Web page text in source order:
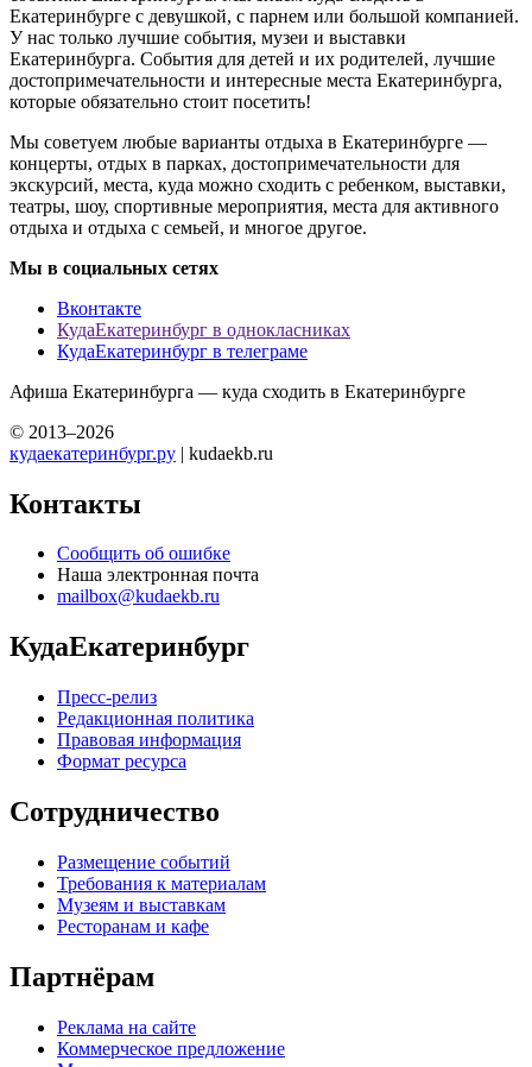
Екатеринбурге с девушкой, с парнем или большой компанией.
У нас только лучшие события, музеи и выставки
Екатеринбурга. События для детей и их родителей, лучшие
достопримечательности и интересные места Екатеринбурга,
которые обязательно стоит посетить!
Мы советуем любые варианты отдыха в Екатеринбурге —
концерты, отдых в парках, достопримечательности для
экскурсий, места, куда можно сходить с ребенком, выставки,
театры, шоу, спортивные мероприятия, места для активного
отдыха и отдыха с семьей, и многое другое.
Мы в социальных сетях
Вконтакте
КудаЕкатеринбург в однокласниках
КудаЕкатеринбург в телеграме
Афиша Екатеринбурга — куда сходить в Екатеринбурге
© 2013–2026
кудаекатеринбург.ру | kudaekb.ru
Контакты
Сообщить об ошибке
Наша электронная почта
mailbox@kudaekb.ru
КудаЕкатеринбург
Пресс-релиз
Редакционная политика
Правовая информация
Формат ресурса
Сотрудничество
Размещение событий
Требования к материалам
Музеям и выставкам
Ресторанам и кафе
Партнёрам
Реклама на сайте
Коммерческое предложение